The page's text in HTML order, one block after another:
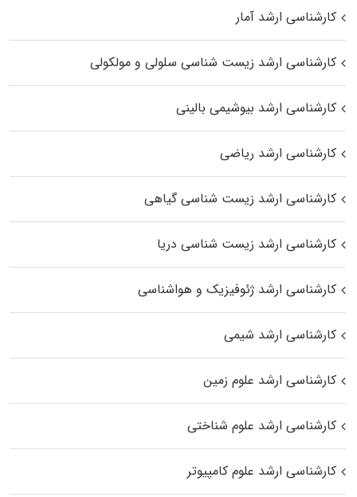
کارشناسی ارشد آمار
کارشناسی ارشد زیست شناسی سلولی و مولکولی
کارشناسی ارشد بیوشیمی بالینی
کارشناسی ارشد ریاضی
کارشناسی ارشد زیست‌ شناسی گیاهی
کارشناسی ارشد زیست‌ شناسی دریا
کارشناسی ارشد ژئوفیزیک و هواشناسی
کارشناسی ارشد شیمی
کارشناسی ارشد علوم زمین
کارشناسی ارشد علوم شناختی
کارشناسی ارشد علوم کامپیوتر